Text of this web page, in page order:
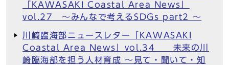
「KAWASAKI Coastal Area News」
vol.27 ～みんなで考えるSDGs part2 ～
川崎臨海部ニュースレター「KAWASAKI
Coastal Area News」vol.34 未来の川
崎臨海部を担う人材育成 ～見て・聞いて・知